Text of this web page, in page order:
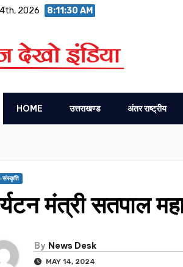
4th, 2026 8:11:30 AM
HOME उत्तराखण्ड अंतर राष्ट्रीय
संस्कृति
मंत्री सतपाल
By News Desk
MAY 14, 2024